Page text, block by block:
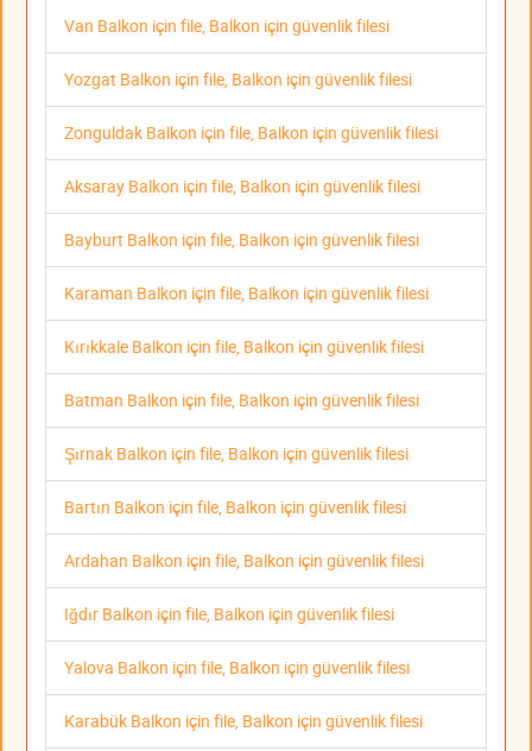
Van Balkon için file, Balkon için güvenlik filesi
Yozgat Balkon için file, Balkon için güvenlik filesi
Zonguldak Balkon için file, Balkon için güvenlik filesi
Aksaray Balkon için file, Balkon için güvenlik filesi
Bayburt Balkon için file, Balkon için güvenlik filesi
Karaman Balkon için file, Balkon için güvenlik filesi
Kırıkkale Balkon için file, Balkon için güvenlik filesi
Batman Balkon için file, Balkon için güvenlik filesi
Şırnak Balkon için file, Balkon için güvenlik filesi
Bartın Balkon için file, Balkon için güvenlik filesi
Ardahan Balkon için file, Balkon için güvenlik filesi
Iğdır Balkon için file, Balkon için güvenlik filesi
Yalova Balkon için file, Balkon için güvenlik filesi
Karabük Balkon için file, Balkon için güvenlik filesi